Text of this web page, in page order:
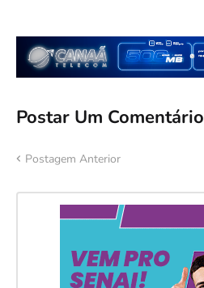
Postar Um Comentário
Postagem Anterior